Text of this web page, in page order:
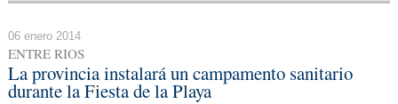
06 enero 2014
ENTRE RIOS
La provincia instalará un campamento sanitario
durante la Fiesta de la Playa